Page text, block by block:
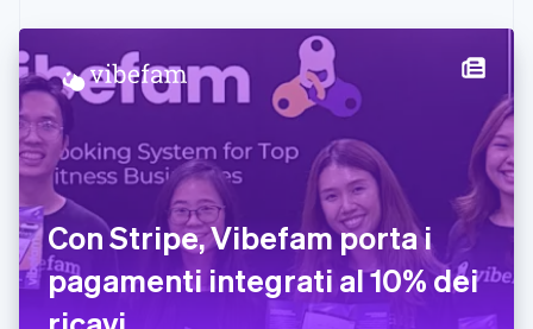
Con Stripe, Vibefam porta i
pagamenti integrati al 10% dei
Cipro
Croazia
English Italiano
English
Emirati Arabi Uniti
Estonia
English
Finlandia
English